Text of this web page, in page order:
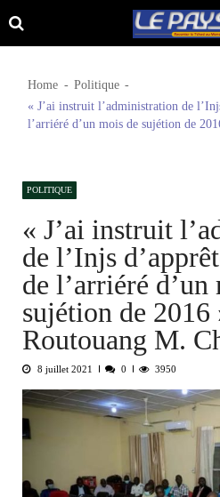
Skip
to
Skip
to
Home
Politique
« J’ai instruit l’administration de
l’arriéré d’un mois de sujétion de
POLITIQUE
« J’ai instruit
de l’Injs
de l’arriéré d’un
sujétion de 2016
Routouang M.
8 juillet 2021 0 3950